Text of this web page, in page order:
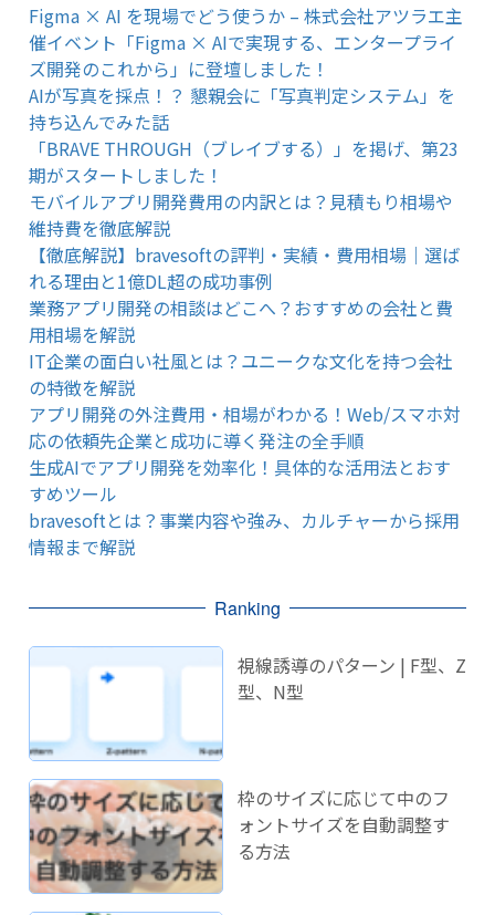
Figma × AI を現場でどう使うか – 株式会社アツラエ主
催イベント「Figma × AIで実現する、エンタープライ
ズ開発のこれから」に登壇しました！
AIが写真を採点！？ 懇親会に「写真判定システム」を
持ち込んでみた話
「BRAVE THROUGH（ブレイブする）」を掲げ、第23
期がスタートしました！
モバイルアプリ開発費用の内訳とは？見積もり相場や
維持費を徹底解説
【徹底解説】bravesoftの評判・実績・費用相場｜選ば
れる理由と1億DL超の成功事例
業務アプリ開発の相談はどこへ？おすすめの会社と費
用相場を解説
IT企業の面白い社風とは？ユニークな文化を持つ会社
の特徴を解説
アプリ開発の外注費用・相場がわかる！Web/スマホ対
応の依頼先企業と成功に導く発注の全手順
生成AIでアプリ開発を効率化！具体的な活用法とおす
すめツール
bravesoftとは？事業内容や強み、カルチャーから採用
情報まで解説
Ranking
視線誘導のパターン | F型、Z
型、N型
枠のサイズに応じて中のフ
ォントサイズを自動調整す
る方法